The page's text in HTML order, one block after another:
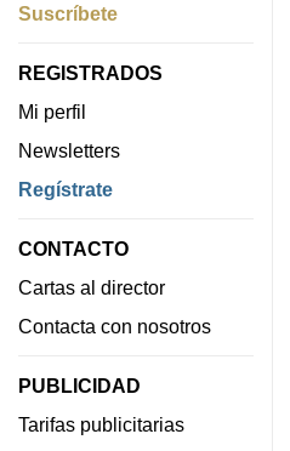
Suscríbete
REGISTRADOS
Mi perfil
Newsletters
Regístrate
CONTACTO
Cartas al director
Contacta con nosotros
PUBLICIDAD
Tarifas publicitarias